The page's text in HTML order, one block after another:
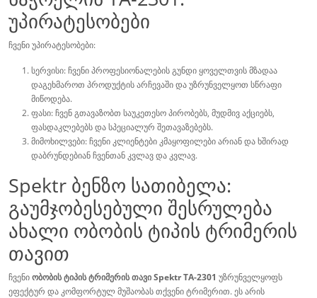
უპირატესობები
ჩვენი უპირატესობები:
სერვისი: ჩვენი პროფესიონალების გუნდი ყოველთვის მზადაა
დაგეხმაროთ პროდუქტის არჩევაში და უზრუნველყოთ სწრაფი
მიწოდება.
ფასი: ჩვენ გთავაზობთ საუკეთესო პირობებს, მუდმივ აქციებს,
ფასდაკლებებს და სპეციალურ შეთავაზებებს.
მიმოხილვები: ჩვენი კლიენტები კმაყოფილები არიან და ხშირად
დაბრუნდებიან ჩვენთან კვლავ და კვლავ.
Spektr ბენზო სათიბელა:
გაუმჯობესებული შესრულება
ახალი ობობის ტიპის ტრიმერის
თავით
ჩვენიობობის ტიპის ტრიმერის თავი Spektr TA-2301 უზრუნველყოფს
ეფექტურ და კომფორტულ მუშაობას თქვენი ტრიმერით. ეს არის